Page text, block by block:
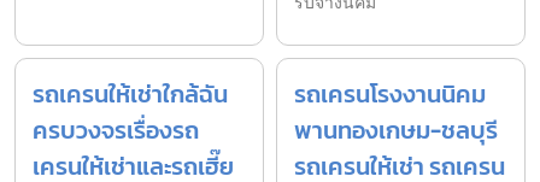
รถเครนให้เช่าใกล้ฉัน
ครบวงจรเรื่องรถ
เครนให้เช่าและรถเฮี๊ย
รถเครนโรงงานนิคม
พานทองเกษม-ชลบุรี
รถเครนให้เช่า รถเครน